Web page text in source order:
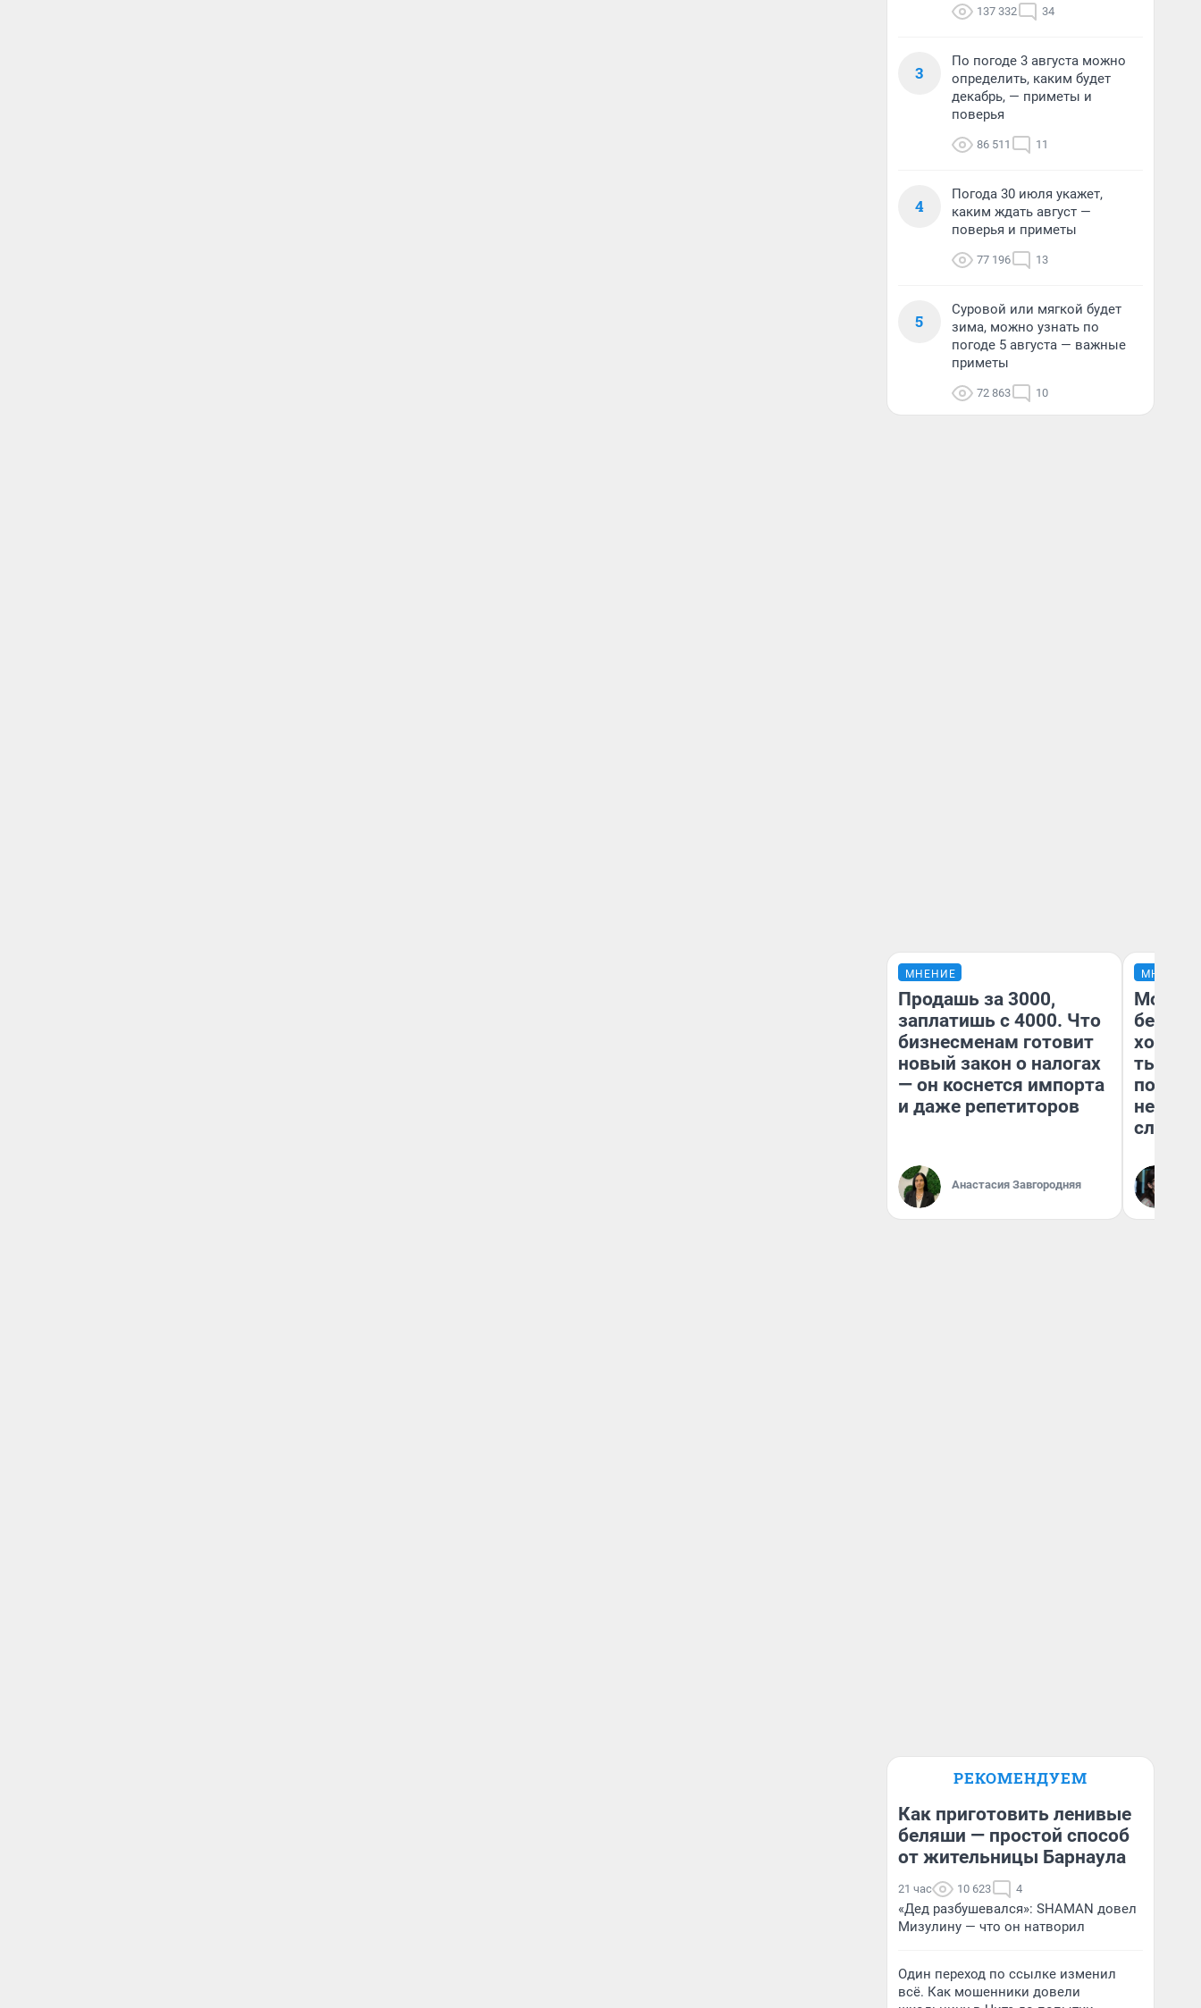
137 332 34
3
По погоде 3 августа можно
определить, каким будет
декабрь, — приметы и
поверья
86 511 11
4
Погода 30 июля укажет,
каким ждать август —
поверья и приметы
77 196 13
5
Суровой или мягкой будет
зима, можно узнать по
погоде 5 августа — важные
приметы
72 863 10
МНЕНИЕ
Продашь за 3000,
заплатишь с 4000. Что
бизнесменам готовит
новый закон о налогах
— он коснется импорта
и даже репетиторов
Анастасия Завгородняя
МНЕНИЕ
Мой
хотела
тысяч
ней
РЕКОМЕНДУЕМ
Как приготовить ленивые
беляши — простой способ
от жительницы Барнаула
21 час 10 623 4
«Дед разбушевался»: SHAMAN довел
Мизулину — что он натворил
Один переход по ссылке изменил
всё. Как мошенники довели